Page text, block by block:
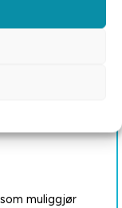
for deg å
muliggjør